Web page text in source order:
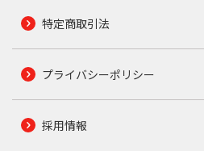
特定商取引法
プライバシーポリシー
採用情報